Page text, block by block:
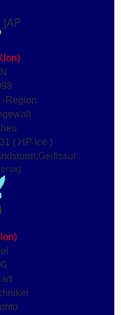
JAP
-Region
( HP Ice )